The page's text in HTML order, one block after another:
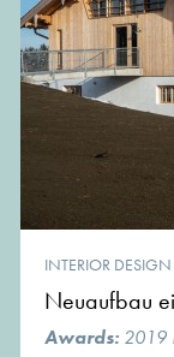
INTERIOR DESIGN
Neuaufbau
Awards: 2019